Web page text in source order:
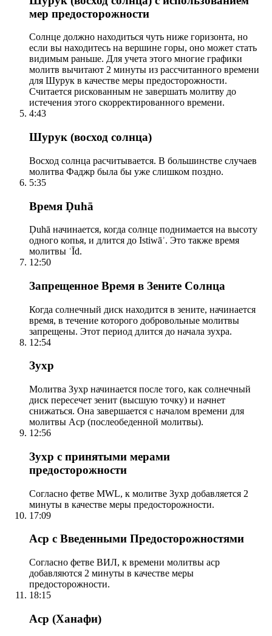
мер предосторожности
Солнце должно находиться чуть ниже горизонта, но
если вы находитесь на вершине горы, оно может стать
видимым раньше. Для учета этого многие графики
молитв вычитают 2 минуты из рассчитанного времени
для Шурук в качестве меры предосторожности.
Считается рискованным не завершать молитву до
истечения этого скорректированного времени.
4:43
Шурук (восход солнца)
Восход солнца расчитывается. В большинстве случаев
молитва Фаджр была бы уже слишком поздно.
5:35
Время Ḍuhā
Ḍuhā начинается, когда солнце поднимается на высоту
одного копья, и длится до Istiwāʾ. Это также время
молитвы ʿĪd.
12:50
Запрещенное Время в Зените Солнца
Когда солнечный диск находится в зените, начинается
время, в течение которого добровольные молитвы
запрещены. Этот период длится до начала зухра.
12:54
Зухр
Молитва Зухр начинается после того, как солнечный
диск пересечет зенит (высшую точку) и начнет
снижаться. Она завершается с началом времени для
молитвы Аср (послеобеденной молитвы).
12:56
Зухр с принятыми мерами
предосторожности
Согласно фетве MWL, к молитве Зухр добавляется 2
минуты в качестве меры предосторожности.
17:09
Аср с Введенными Предосторожностями
Согласно фетве ВИЛ, к времени молитвы аср
добавляются 2 минуты в качестве меры
предосторожности.
18:15
Аср (Ханафи)